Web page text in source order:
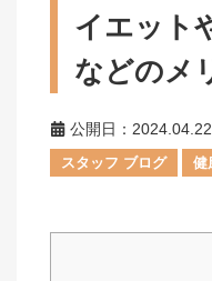
イエット
などのメ
公開日：2024.04.22
スタッフ ブログ 健